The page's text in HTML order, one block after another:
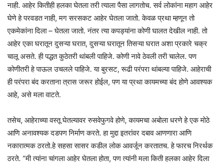
नाही. आहेर कितीही हलका घेतला तरी त्याला पैसा लागतोच. सर्व लोकांना महाग आहेर
घेणे हे परवडत नाही, मग सरसकट आहेर घेतला जातो. केवळ प्रथा म्हणून तो
एकमेकांना दिला – घेतला जातो. नंतर त्या कपड्यांना कोणी घालत देखील नाही. तो
आहेर एका घरातून दुसऱ्या घरात, दुसऱ्या घरातून तिसऱ्या घरात अशा प्रकारे चक्र
चालू असते. ही पद्धत कुठेतरी थांबली पाहिजे. कोणी नावे ठेवली तरी चालेल. पण
कोणीतरी हे पाऊल उचलले पाहिजे. या बुरसट, रूढी परंपरा थांबल्या पाहिजे. आहेराची
ही परंपरा बंद करताना त्रास जरूर होईल, पण या प्रथा कायमच्या बंद होणे आवश्यक
आहे, असे मला वाटते.
तसेच, आहेराच्या वस्तू घेतल्यावर रुसवेफुगवे होणे, कायमचा अबोला धरणे हे एक मोठे
आणि अनावश्यक दडपण निर्माण करते. हा मुद्दा इतरांवर दबाव आणणारा आणि
नकारात्मक ठरतो.हे सहसा सासर कडील लोक आवर्जून करतातच. हे फारच निरर्थक
ठरते. “मी त्यांना चांगला आहेर घेतला होता, पण त्यांनी मला किती हलका आहेर दिला